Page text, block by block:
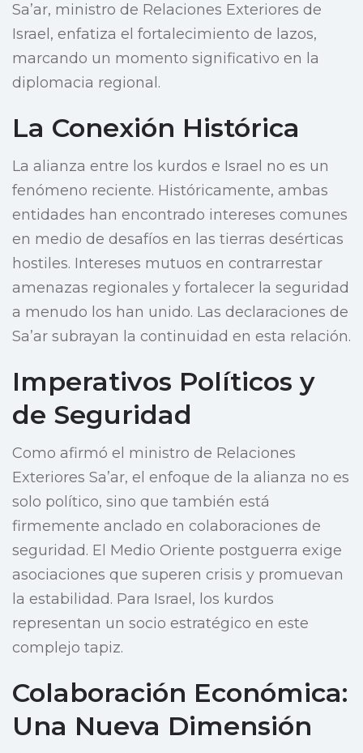
Sa’ar, ministro de Relaciones Exteriores de
Israel, enfatiza el fortalecimiento de lazos,
marcando un momento significativo en la
diplomacia regional.
La Conexión Histórica
La alianza entre los kurdos e Israel no es un
fenómeno reciente. Históricamente, ambas
entidades han encontrado intereses comunes
en medio de desafíos en las tierras desérticas
hostiles. Intereses mutuos en contrarrestar
amenazas regionales y fortalecer la seguridad
a menudo los han unido. Las declaraciones de
Sa’ar subrayan la continuidad en esta relación.
Imperativos Políticos y
de Seguridad
Como afirmó el ministro de Relaciones
Exteriores Sa’ar, el enfoque de la alianza no es
solo político, sino que también está
firmemente anclado en colaboraciones de
seguridad. El Medio Oriente postguerra exige
asociaciones que superen crisis y promuevan
la estabilidad. Para Israel, los kurdos
representan un socio estratégico en este
complejo tapiz.
Colaboración Económica:
Una Nueva Dimensión